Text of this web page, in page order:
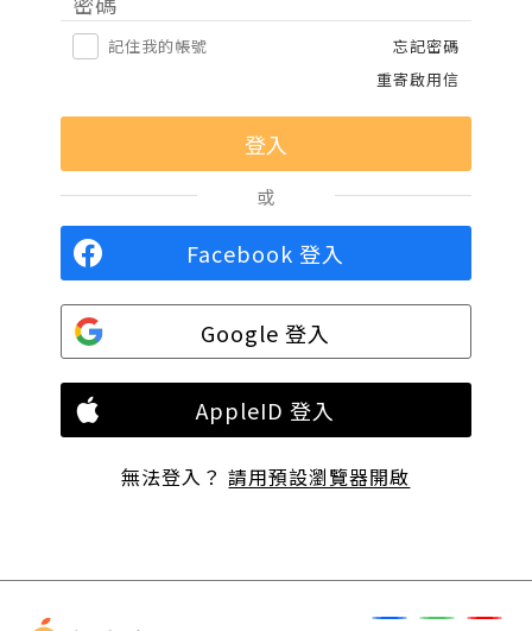
記住我的帳號
忘記密碼
重寄啟用信
或
Facebook 登入
Google 登入
AppleID 登入
無法登入？請用預設瀏覽器開啟